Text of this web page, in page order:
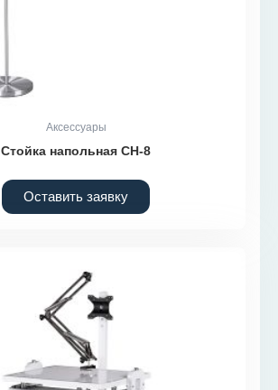
Аксессуары
Стойка напольная СН-8
Оставить заявку